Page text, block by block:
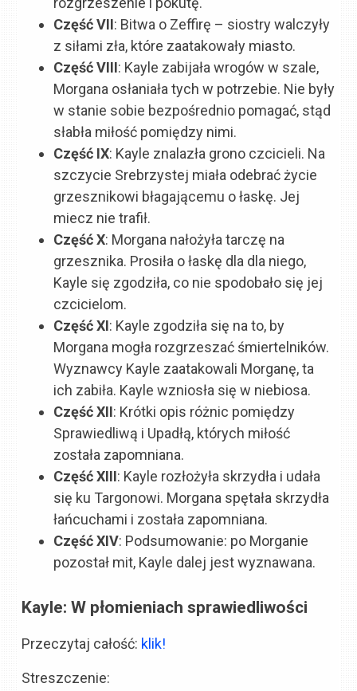
Część VII: Bitwa o Zeffirę – siostry walczyły
z siłami zła, które zaatakowały miasto.
Część VIII: Kayle zabijała wrogów w szale,
Morgana osłaniała tych w potrzebie. Nie były
w stanie sobie bezpośrednio pomagać, stąd
słabła miłość pomiędzy nimi.
Część IX: Kayle znalazła grono czcicieli. Na
szczycie Srebrzystej miała odebrać życie
grzesznikowi błagającemu o łaskę. Jej
miecz nie trafił.
Część X: Morgana nałożyła tarczę na
grzesznika. Prosiła o łaskę dla dla niego,
Kayle się zgodziła, co nie spodobało się jej
czcicielom.
Część XI: Kayle zgodziła się na to, by
Morgana mogła rozgrzeszać śmiertelników.
Wyznawcy Kayle zaatakowali Morganę, ta
ich zabiła. Kayle wzniosła się w niebiosa.
Część XII: Krótki opis różnic pomiędzy
Sprawiedliwą i Upadłą, których miłość
została zapomniana.
Część XIII: Kayle rozłożyła skrzydła i udała
się ku Targonowi. Morgana spętała skrzydła
łańcuchami i została zapomniana.
Część XIV: Podsumowanie: po Morganie
pozostał mit, Kayle dalej jest wyznawana.
Kayle: W płomieniach sprawiedliwości
Przeczytaj całość: klik!
Streszczenie: